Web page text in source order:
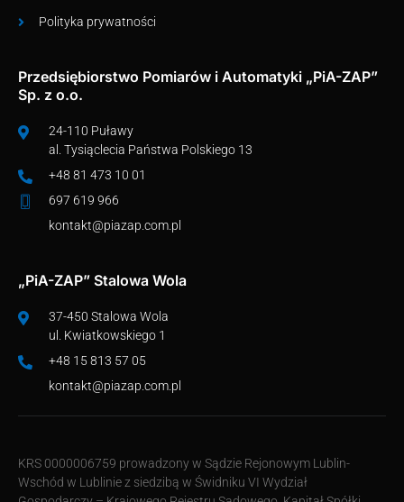
Polityka prywatności
Przedsiębiorstwo Pomiarów i Automatyki „PiA-ZAP”
Sp. z o.o.
24-110 Puławy
al. Tysiąclecia Państwa Polskiego 13
+48 81 473 10 01
697 619 966
kontakt@piazap.com.pl
„PiA-ZAP” Stalowa Wola
37-450 Stalowa Wola
ul. Kwiatkowskiego 1
+48 15 813 57 05
kontakt@piazap.com.pl
KRS 0000006759 prowadzony w Sądzie Rejonowym Lublin-
Wschód w Lublinie z siedzibą w Świdniku VI Wydział